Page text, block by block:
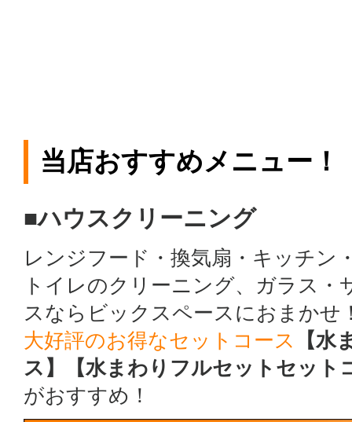
当店おすすめメニュー！
■ハウスクリーニング
レンジフード・換気扇・キッチン
トイレのクリーニング、ガラス
スならビックスペースにおまかせ
大好評のお得なセットコース
【
ス】【水まわりフルセットセット
がおすすめ！